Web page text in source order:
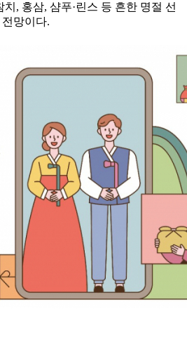
, 홍삼, 샴푸·린스 등 흔한 명절 선
망이다.